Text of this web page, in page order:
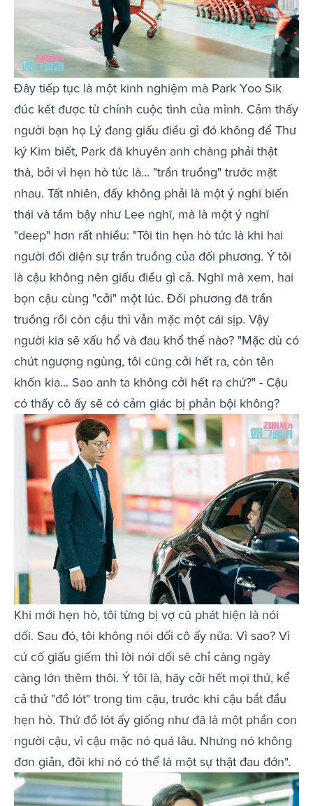
Đây tiếp tục là một kinh nghiệm mà Park Yoo Sik
đúc kết được từ chính cuộc tình của mình. Cảm thấy
người bạn họ Lý đang giấu điều gì đó không để Thư
ký Kim biết, Park đã khuyên anh chàng phải thật
thà, bởi vì hẹn hò tức là... "trần truồng" trước mặt
nhau. Tất nhiên, đấy không phải là một ý nghĩ biến
thái và tầm bậy như Lee nghĩ, mà là một ý nghĩ
"deep" hơn rất nhiều: "Tôi tin hẹn hò tức là khi hai
người đối diện sự trần truồng của đối phương. Ý tôi
là cậu không nên giấu điều gì cả. Nghĩ mà xem, hai
bọn cậu cùng "cởi" một lúc. Đối phương đã trần
truồng rồi còn cậu thì vẫn mặc một cái sịp. Vậy
người kia sẽ xấu hổ và đau khổ thế nào? "Mặc dù có
chút ngượng ngùng, tôi cũng cởi hết ra, còn tên
khốn kia... Sao anh ta không cởi hết ra chứ?" - Cậu
có thấy cô ấy sẽ có cảm giác bị phản bội không?
Khi mới hẹn hò, tôi từng bị vợ cũ phát hiện là nói
dối. Sau đó, tôi không nói dối cô ấy nữa. Vì sao? Vì
cứ cố giấu giếm thì lời nói dối sẽ chỉ càng ngày
càng lớn thêm thôi. Ý tôi là, hãy cởi hết mọi thứ, kể
cả thứ "đồ lót" trong tim cậu, trước khi cậu bắt đầu
hẹn hò. Thứ đồ lót ấy giống như đã là một phần con
người cậu, vì cậu mặc nó quá lâu. Nhưng nó không
đơn giản, đôi khi nó có thể là một sự thật đau đớn".